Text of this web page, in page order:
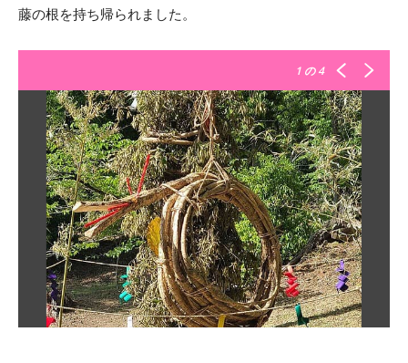
藤の根を持ち帰られました。
1 の 4